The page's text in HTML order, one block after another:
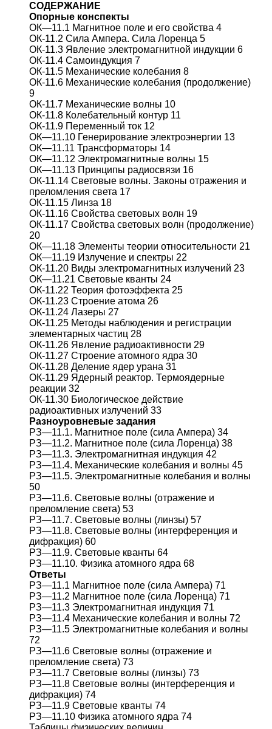
СОДЕРЖАНИЕ
Опорные конспекты
ОК—11.1 Магнитное поле и его свойства 4
ОК-11.2 Сила Ампера. Сила Лоренца 5
ОК-11.3 Явление электромагнитной индукции 6
ОК-11.4 Самоиндукция 7
ОК-11.5 Механические колебания 8
ОК-11.6 Механические колебания (продолжение)
9
ОК-11.7 Механические волны 10
ОК-11.8 Колебательный контур 11
ОК-11.9 Переменный ток 12
ОК—11.10 Генерирование электроэнергии 13
ОК—11.11 Трансформаторы 14
ОК—11.12 Электромагнитные волны 15
ОК—11.13 Принципы радиосвязи 16
ОК-11.14 Световые волны. Законы отражения и
преломления света 17
ОК-11.15 Линза 18
ОК-11.16 Свойства световых волн 19
ОК-11.17 Свойства световых волн (продолжение)
20
ОК—11.18 Элементы теории относительности 21
ОК—11.19 Излучение и спектры 22
ОК-11.20 Виды электромагнитных излучений 23
ОК—11.21 Световые кванты 24
ОК-11.22 Теория фотоэффекта 25
ОК-11.23 Строение атома 26
ОК-11.24 Лазеры 27
ОК-11.25 Методы наблюдения и регистрации
элементарных частиц 28
ОК-11.26 Явление радиоактивности 29
ОК-11.27 Строение атомного ядра 30
ОК-11.28 Деление ядер урана 31
ОК-11.29 Ядерный реактор. Термоядерные
реакции 32
ОК-11.30 Биологическое действие
радиоактивных излучений 33
Разноуровневые задания
РЗ—11.1. Магнитное поле (сила Ампера) 34
РЗ—11.2. Магнитное поле (сила Лоренца) 38
РЗ—11.3. Электромагнитная индукция 42
РЗ—11.4. Механические колебания и волны 45
РЗ—11.5. Электромагнитные колебания и волны
50
РЗ—11.6. Световые волны (отражение и
преломление света) 53
РЗ—11.7. Световые волны (линзы) 57
РЗ—11.8. Световые волны (интерференция и
дифракция) 60
РЗ—11.9. Световые кванты 64
РЗ—11.10. Физика атомного ядра 68
Ответы
РЗ—11.1 Магнитное поле (сила Ампера) 71
РЗ—11.2 Магнитное поле (сила Лоренца) 71
РЗ—11.3 Электромагнитная индукция 71
РЗ—11.4 Механические колебания и волны 72
РЗ—11.5 Электромагнитные колебания и волны
72
РЗ—11.6 Световые волны (отражение и
преломление света) 73
РЗ—11.7 Световые волны (линзы) 73
РЗ—11.8 Световые волны (интерференция и
дифракция) 74
РЗ—11.9 Световые кванты 74
РЗ—11.10 Физика атомного ядра 74